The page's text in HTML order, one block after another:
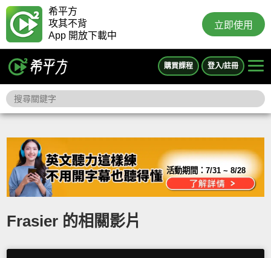
希平方
攻其不背
App 開放下載中
立即使用
購買課程 登入/註冊
活動期間：7/31 ~ 8/28
Frasier 的相關影片